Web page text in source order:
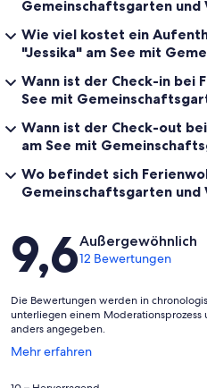
Gemeinschaftsgarten und
Wie viel kostet ein
"Jessika" am See mit
Wann ist der Check-in bei
See mit
Wann ist der Check-out
am See mit
Wo befindet sich
Gemeinschaftsgarten und
Bewertungen
9,6Außergewöhnlich
12 Bewertungen
Die Bewertungen werden in
unterliegen einem
anders angegeben.
Mehr erfahren
Wird
einem